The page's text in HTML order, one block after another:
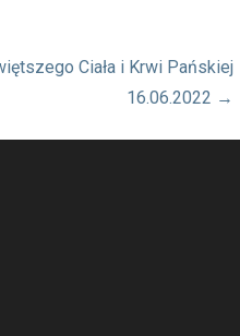
Ciała i Krwi Pańskiej
16.06.2022 →